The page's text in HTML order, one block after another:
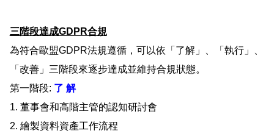
三階段達成GDPR合規
為符合歐盟GDPR法規遵循，可以依「了解」、「執行」、
「改善」三階段來逐步達成並維持合規狀態。
第一階段: 了 解
1. 董事會和高階主管的認知研討會
2. 繪製資料資產工作流程